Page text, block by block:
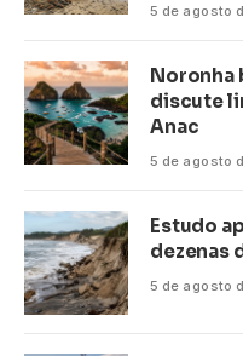
5 de agosto
Noronha
discute
Anac
5 de agosto
Estudo
dezenas
5 de agosto